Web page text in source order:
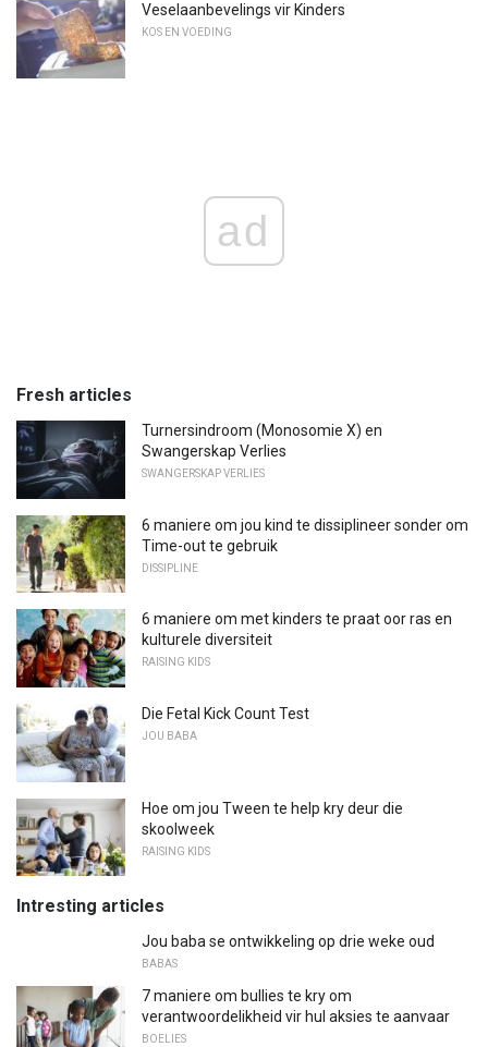
Veselaanbevelings vir Kinders
KOS EN VOEDING
ad
Fresh articles
Turnersindroom (Monosomie X) en
Swangerskap Verlies
SWANGERSKAP VERLIES
6 maniere om jou kind te dissiplineer sonder om
Time-out te gebruik
DISSIPLINE
6 maniere om met kinders te praat oor ras en
kulturele diversiteit
RAISING KIDS
Die Fetal Kick Count Test
JOU BABA
Hoe om jou Tween te help kry deur die
skoolweek
RAISING KIDS
Intresting articles
Jou baba se ontwikkeling op drie weke oud
BABAS
7 maniere om bullies te kry om
verantwoordelikheid vir hul aksies te aanvaar
BOELIES